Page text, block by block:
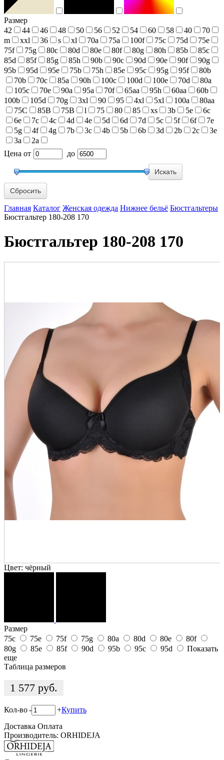
Размер
42
44 46 48 50 56 52 54 60 58 40
70
m
xxl 36 s xl 70a 75a 100f 75c 75d
75e
75f
75g 80c 80d 80e 80f 80g 80h 85b
85c
85d
85f 85g 85h 90b 90c 90d 90e 90f
90g
95b
95d 95e 75b 75h 85e 95c 95g 95f
80b
70b
70c 85a 90h 100c 100d 100e 70d
80a
105c
70e 90a 95a 70f 65aa 95h 60aa
60b
100b
105d 70g 3xl 90 95 4xl 5xl 100a
80aa
75С
85В 75В l 75 80 85 xs 3b 5e
6c
6e
7c 4c 4d 4e 5d 6d 7d 5c 5f 6f
7e
5g
4f 4g 7b 3c 4b 5b 6b 3d 2b 2c
3e
3a
2a
Цена от до
Сбросить
Главная Каталог Женская одежда Нижнее бельё Бюстгальтеры
Бюстгальтер 180-208 170
Бюстгальтер 180-208 170
Цвет: чёрный
Размер
75c
75e 75f 75g 80a 80d 80e
80f
80g
85e 85f 90d 95b 95c 95d
Показать
еще
Таблица размеров
1 577 руб.
Кол-во- +Купить
Доставка Оплата
Производитель: ORHIDEJA